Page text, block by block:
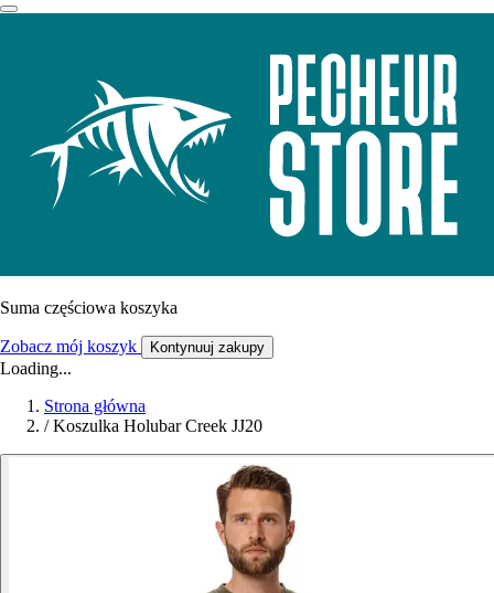
Suma częściowa koszyka
Zobacz mój koszyk Kontynuuj zakupy
Loading...
Strona główna
/ Koszulka Holubar Creek JJ20